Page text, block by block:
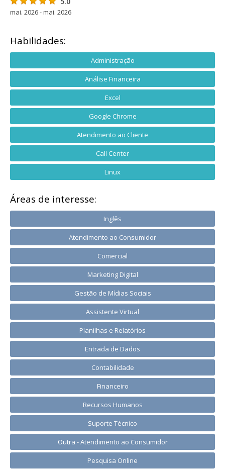
mai. 2026 - mai. 2026
Habilidades:
Administração
Análise Financeira
Excel
Google Chrome
Atendimento ao Cliente
Call Center
Linux
Áreas de interesse:
Inglês
Atendimento ao Consumidor
Comercial
Marketing Digital
Gestão de Mídias Sociais
Assistente Virtual
Planilhas e Relatórios
Entrada de Dados
Contabilidade
Financeiro
Recursos Humanos
Suporte Técnico
Outra - Atendimento ao Consumidor
Pesquisa Online